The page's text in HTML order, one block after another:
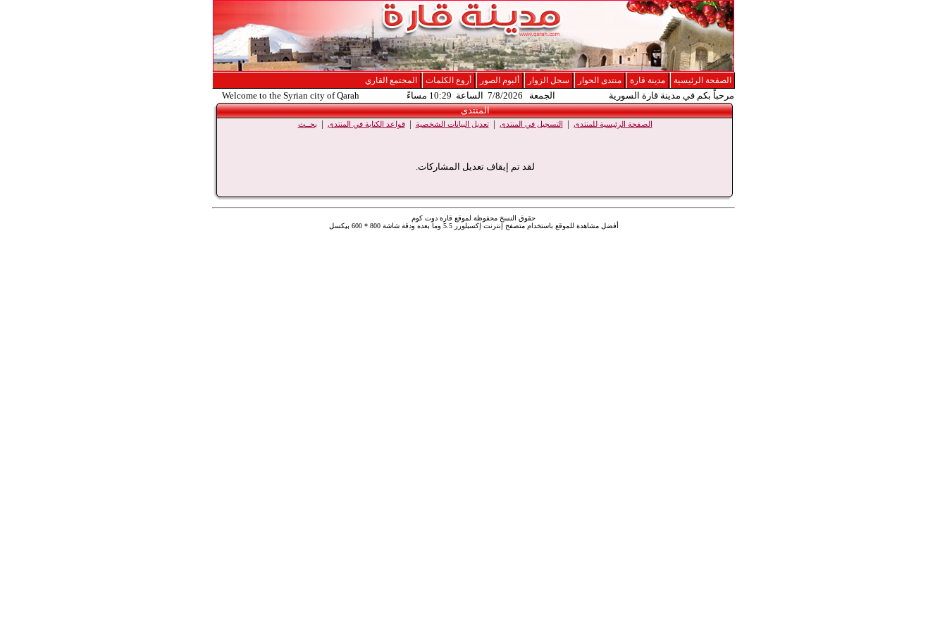
الصفحة الرئيسية مدينة قارة منتدى الحوار سجل الزوار ألبوم الصور أروع الكلمات المجتمع القاري
مرحباً بكم في مدينة قارة السورية الجمعة 7/8/2026 الساعة 10:29 مساءً
Welcome to the Syrian city of Qarah
المنتدى
الصفحة الرئيسية للمنتدى | التسجيل في المنتدى |تعديل البيانات الشخصية |قواعد الكتابة في المنتدى | بحــث
لقد تم إيقاف تعديل المشاركات.
حقوق النسخ محفوظة لموقع قارة دوت كوم
أفضل مشاهدة للموقع باستخدام متصفح إنترنت إكسبلورر 5.5 وما بعده ودقة شاشة 800 * 600 بيكسل